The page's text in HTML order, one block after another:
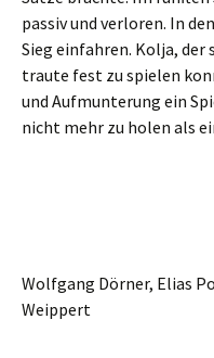
passiv und verloren. In
Sieg einfahren. Kolja,
traute fest zu spielen
und Aufmunterung ein
nicht mehr zu holen als
Wolfgang Dörner, Elias
Weippert